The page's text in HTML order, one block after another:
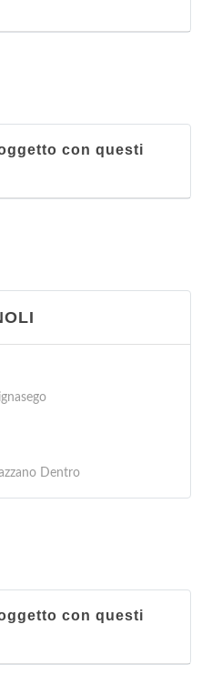
con questi
Dentro
con questi